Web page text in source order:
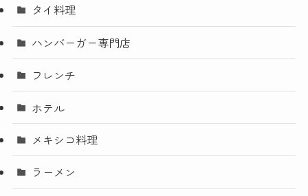
タイ料理
ハンバーガー専門店
フレンチ
ホテル
メキシコ料理
ラーメン